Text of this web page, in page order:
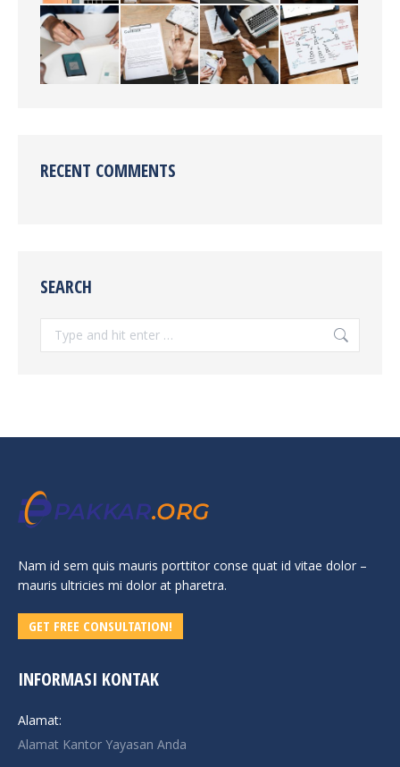
RECENT COMMENTS
SEARCH
Nam id sem quis mauris porttitor conse quat id vitae dolor –
mauris ultricies mi dolor at pharetra.
GET FREE CONSULTATION!
INFORMASI KONTAK
Alamat:
Alamat Kantor Yayasan Anda